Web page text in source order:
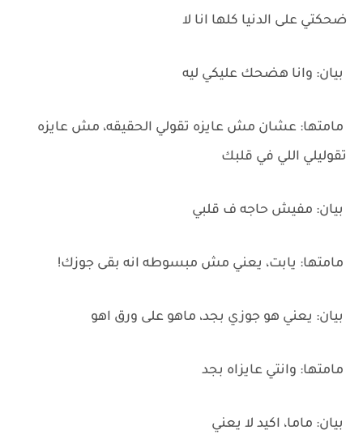
ضحكتي على الدنيا كلها انا لا
‏بيان: وانا هضحك عليكي ليه
‏مامتها: عشان مش عايزه تقولي الحقيقه، مش عايزه
تقوليلي اللي في قلبك
‏بيان: مفيش حاجه ف قلبي
‏مامتها: يابت، يعني مش مبسوطه انه بقى جوزك!
‏بيان: يعني هو جوزي بجد، ماهو على ورق اهو
‏مامتها: وانتي عايزاه بجد
‏بيان: ماما، اكيد لا يعني